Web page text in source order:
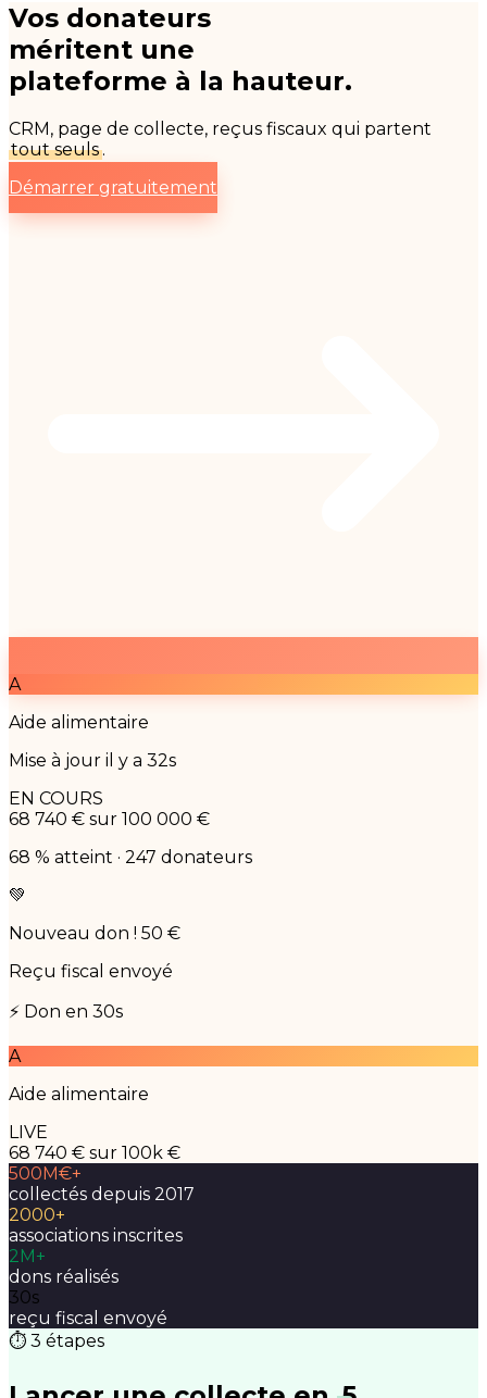
Vos donateurs
méritent une
plateforme à la hauteur.
CRM, page de collecte, reçus fiscaux qui partent
tout seuls.
Démarrer gratuitement
A
Aide alimentaire
Mise à jour il y a 32s
EN COURS
68 740 € sur 100 000 €
68 % atteint · 247 donateurs
💚
Nouveau don ! 50 €
Reçu fiscal envoyé
⚡ Don en 30s
A
Aide alimentaire
LIVE
68 740 € sur 100k €
500M€+
collectés depuis 2017
2000+
associations inscrites
2M+
dons réalisés
30s
reçu fiscal envoyé
⏱ 3 étapes